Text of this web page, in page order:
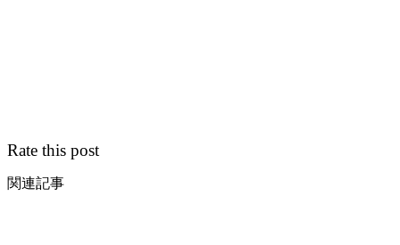
Rate this post
関連記事